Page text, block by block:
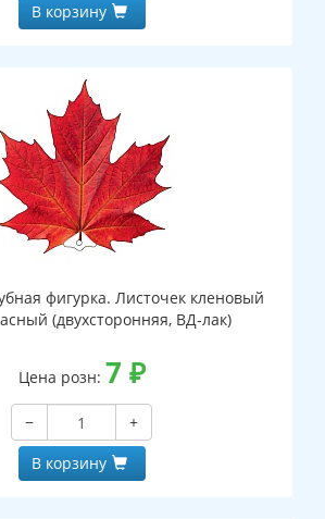
В корзину
фигурка. Листочек кленовый
(двухсторонняя, ВД-лак)
Цена розн: 7 ₽
−
+
В корзину